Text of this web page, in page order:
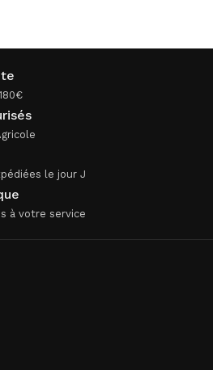
le jour J
à votre service